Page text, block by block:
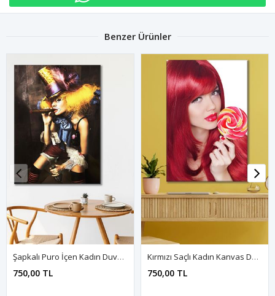
Benzer Ürünler
Şapkalı Puro İçen Kadın Duvar Kanvas Tablo 3322006
750,00 TL
Kırmızı Saçlı Kadın Kanvas Duvar Tablo 3322434
750,00 TL